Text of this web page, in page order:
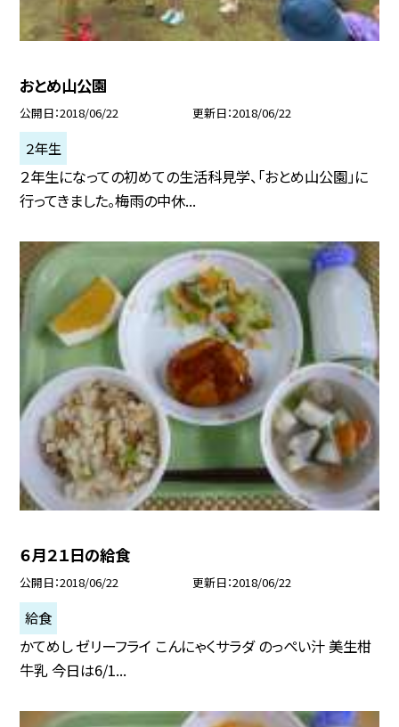
おとめ山公園
公開日 2018/06/22 更新日 2018/06/22
２年生
２年生になっての初めての生活科見学、「おとめ山公園」に
行ってきました。梅雨の中休...
６月２１日の給食
公開日 2018/06/22 更新日 2018/06/22
給食
かてめし ゼリーフライ こんにゃくサラダ のっぺい汁 美生柑
牛乳 今日は6/1...